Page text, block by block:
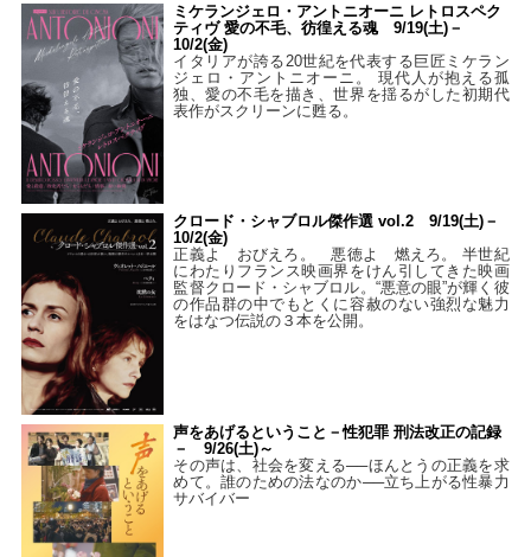
ミケランジェロ・アントニオーニ レトロスペク
ティヴ 愛の不毛、彷徨える魂 9/19(土)－
10/2(金)
イタリアが誇る20世紀を代表する巨匠ミケラン
ジェロ・アントニオーニ。 現代人が抱える孤
独、愛の不毛を描き、世界を揺るがした初期代
表作がスクリーンに甦る。
クロード・シャブロル傑作選 vol.2 9/19(土)－
10/2(金)
正義よ おびえろ。 悪徳よ 燃えろ。 半世紀
にわたりフランス映画界をけん引してきた映画
監督クロード・シャブロル。“悪意の眼”が輝く彼
の作品群の中でもとくに容赦のない強烈な魅力
をはなつ伝説の３本を公開。
声をあげるということ－性犯罪 刑法改正の記録
－ 9/26(土)～
その声は、社会を変える──ほんとうの正義を求
めて。誰のための法なのか──立ち上がる性暴力
サバイバー